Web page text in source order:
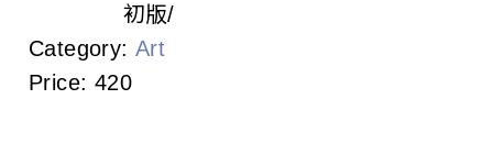
o
初版
Category: Art
Price: 420